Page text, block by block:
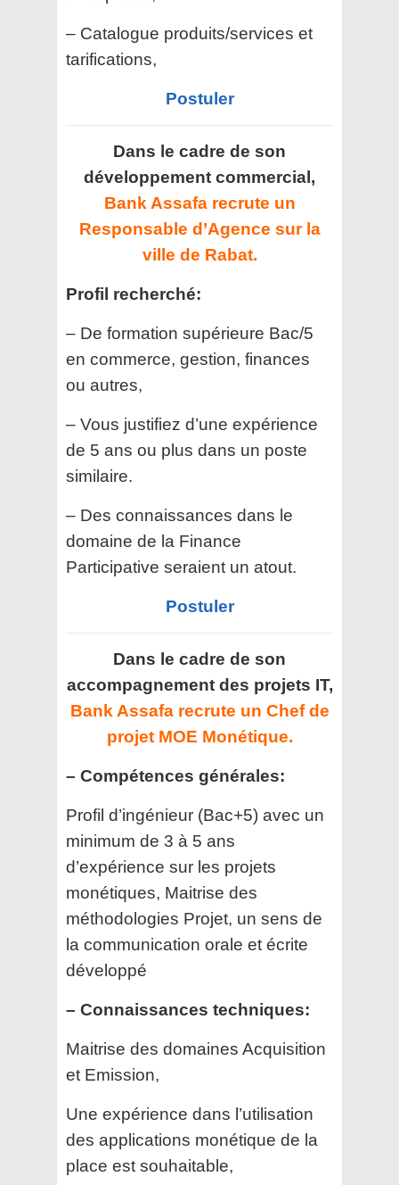
– Catalogue produits/services et
tarifications,
Postuler
Dans le cadre de son
développement commercial,
Bank Assafa recrute un
Responsable d’Agence sur la
ville de Rabat.
Profil recherché:
– De formation supérieure Bac/5
en commerce, gestion, finances
ou autres,
– Vous justifiez d’une expérience
de 5 ans ou plus dans un poste
similaire.
– Des connaissances dans le
domaine de la Finance
Participative seraient un atout.
Postuler
Dans le cadre de son
accompagnement des projets IT,
Bank Assafa recrute un Chef de
projet MOE Monétique.
– Compétences générales:
Profil d’ingénieur (Bac+5) avec un
minimum de 3 à 5 ans
d’expérience sur les projets
monétiques, Maitrise des
méthodologies Projet, un sens de
la communication orale et écrite
développé
– Connaissances techniques:
Maitrise des domaines Acquisition
et Emission,
Une expérience dans l’utilisation
des applications monétique de la
place est souhaitable,